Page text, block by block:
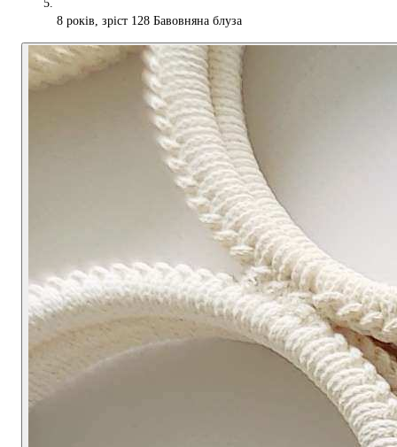
8 років, зріст 128 Бавовняна блуза